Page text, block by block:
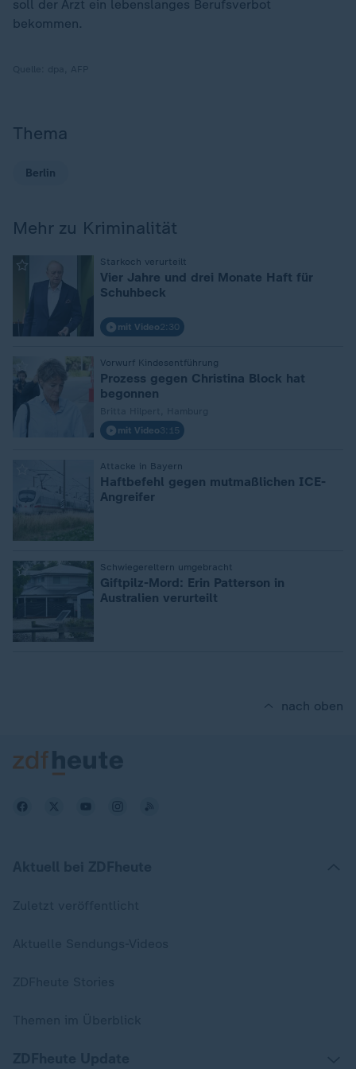
soll der Arzt ein lebenslanges Berufsverbot
bekommen.
Thema
Berlin
Mehr zu Kriminalität
Starkoch verurteilt
Vier Jahre und drei Monate Haft für
Schuhbeck
mit Video2:30
Vorwurf Kindesentführung
Prozess gegen Christina Block hat
begonnen
mit Video3:15
Attacke in Bayern
Haftbefehl gegen mutmaßlichen ICE-
Angreifer
Schwiegereltern umgebracht
Giftpilz-Mord: Erin Patterson in
Australien verurteilt
nach oben